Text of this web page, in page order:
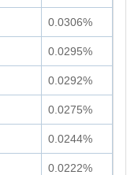
0.0306%
0.0295%
0.0292%
0.0275%
0.0244%
0.0222%